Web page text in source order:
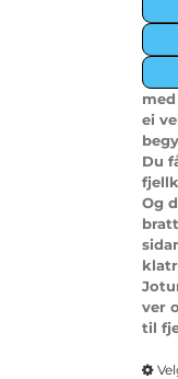
ei
Du
Og
ver
til